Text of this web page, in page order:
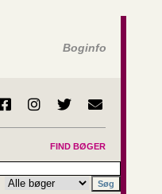
Boginfo
FIND BØGER